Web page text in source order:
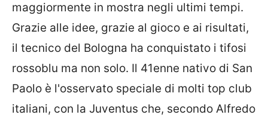
maggiormente in mostra negli ultimi tempi.
Grazie alle idee, grazie al gioco e ai risultati,
il tecnico del Bologna ha conquistato i tifosi
rossoblu ma non solo. Il 41enne nativo di San
Paolo è l'osservato speciale di molti top club
italiani, con la Juventus che, secondo Alfredo